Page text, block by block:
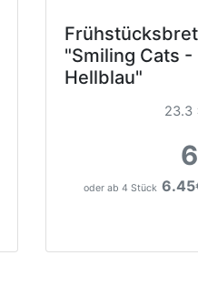
"Smiling Cats -
Hellblau"
23.3
oder ab 4 Stück